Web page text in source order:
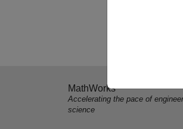
MathWorks
Accelerating the pace of
science